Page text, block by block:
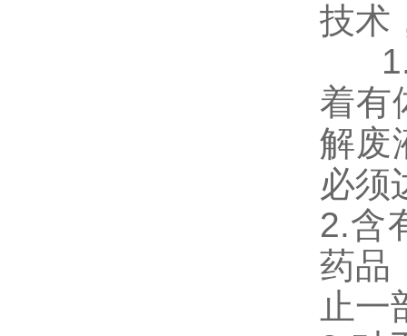
技术
1.
着有
解废
必须
2.含
药品
止一